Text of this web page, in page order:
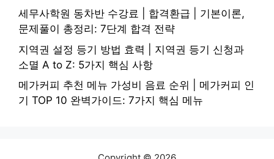
세무사학원 동차반 수강료 | 합격환급 | 기본이론,
문제풀이 총정리: 7단계 합격 전략
지역권 설정 등기 방법 효력 | 지역권 등기 신청과
소멸 A to Z: 5가지 핵심 사항
메가커피 추천 메뉴 가성비 음료 순위 | 메가커피 인
기 TOP 10 완벽가이드: 7가지 핵심 메뉴